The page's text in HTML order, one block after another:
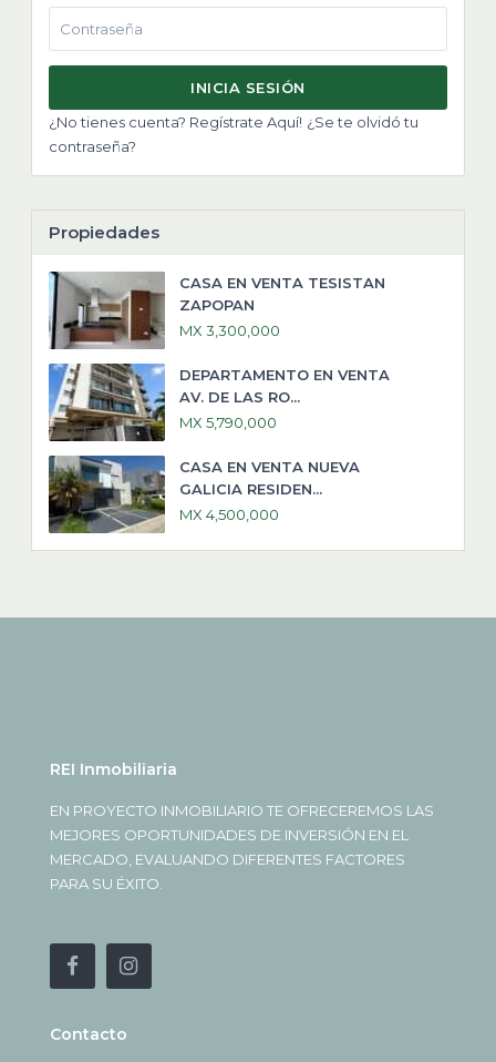
INICIA SESIÓN
¿No tienes cuenta? Regístrate Aquí! ¿Se te olvidó tu
contraseña?
Propiedades
CASA EN VENTA TESISTAN
ZAPOPAN
MX 3,300,000
DEPARTAMENTO EN VENTA
AV. DE LAS RO...
MX 5,790,000
CASA EN VENTA NUEVA
GALICIA RESIDEN...
MX 4,500,000
REI Inmobiliaria
EN PROYECTO INMOBILIARIO TE OFRECEREMOS LAS
MEJORES OPORTUNIDADES DE INVERSIÓN EN EL
MERCADO, EVALUANDO DIFERENTES FACTORES
PARA SU ÉXITO.
Contacto